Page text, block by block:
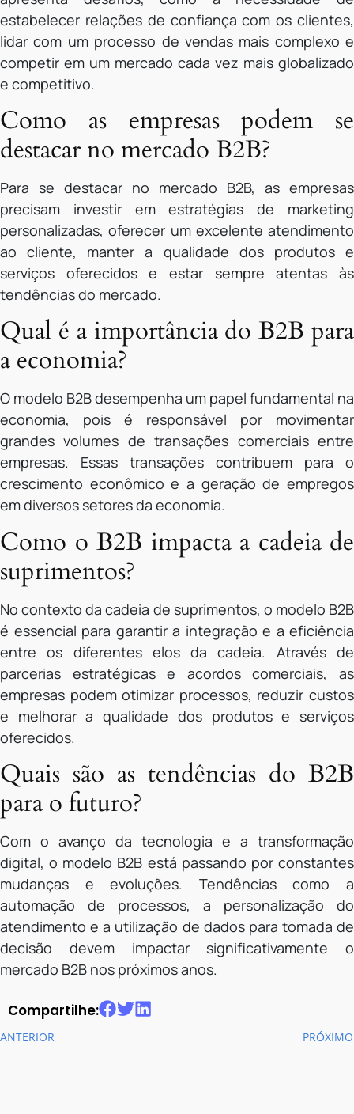
estabelecer relações de confiança com os clientes,
lidar com um processo de vendas mais complexo e
competir em um mercado cada vez mais globalizado
e competitivo.
Como as empresas podem se
destacar no mercado B2B?
Para se destacar no mercado B2B, as empresas
precisam investir em estratégias de marketing
personalizadas, oferecer um excelente atendimento
ao cliente, manter a qualidade dos produtos e
serviços oferecidos e estar sempre atentas às
tendências do mercado.
Qual é a importância do B2B para
a economia?
O modelo B2B desempenha um papel fundamental na
economia, pois é responsável por movimentar
grandes volumes de transações comerciais entre
empresas. Essas transações contribuem para o
crescimento econômico e a geração de empregos
em diversos setores da economia.
Como o B2B impacta a cadeia de
suprimentos?
No contexto da cadeia de suprimentos, o modelo B2B
é essencial para garantir a integração e a eficiência
entre os diferentes elos da cadeia. Através de
parcerias estratégicas e acordos comerciais, as
empresas podem otimizar processos, reduzir custos
e melhorar a qualidade dos produtos e serviços
oferecidos.
Quais são as tendências do B2B
para o futuro?
Com o avanço da tecnologia e a transformação
digital, o modelo B2B está passando por constantes
mudanças e evoluções. Tendências como a
automação de processos, a personalização do
atendimento e a utilização de dados para tomada de
decisão devem impactar significativamente o
mercado B2B nos próximos anos.
Compartilhe:
ANTERIOR PRÓXIMO